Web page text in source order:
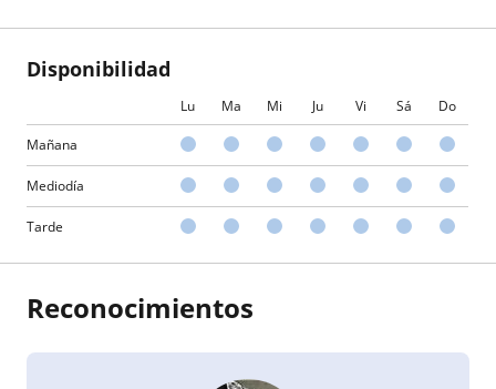
Disponibilidad
Lu Ma Mi Ju Vi Sá Do
Mañana
Mediodía
Tarde
Reconocimientos